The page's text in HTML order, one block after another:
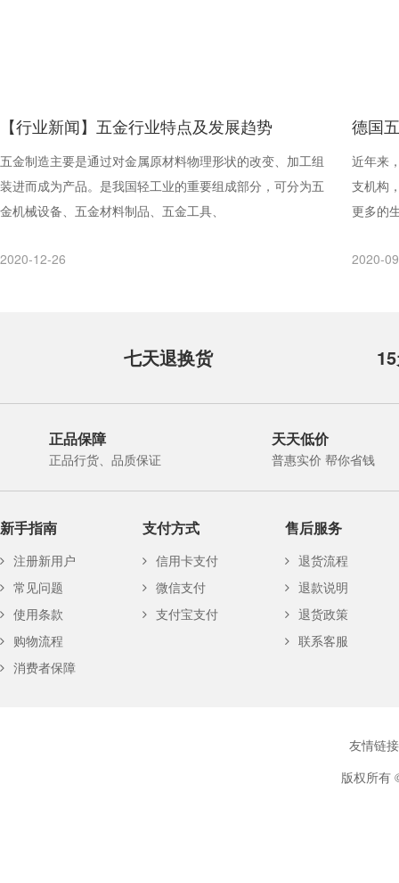
【行业新闻】五金行业特点及发展趋势
五金制造主要是通过对金属原材料物理形状的改变、加工组
装进而成为产品。是我国轻工业的重要组成部分，可分为五
金机械设备、五金材料制品、五金工具、
2020-12-26
德国
近年来
支机构
更多的
2020-
七天退换货
正品保障
正品行货、品质保证
天天低价
普惠实价 帮你省钱
新手指南
注册新用户
常见问题
使用条款
购物流程
消费者保障
支付方式
信用卡支付
微信支付
支付宝支付
售后服务
退货流程
退款说明
退货政策
联系客服
友情链
版权所有